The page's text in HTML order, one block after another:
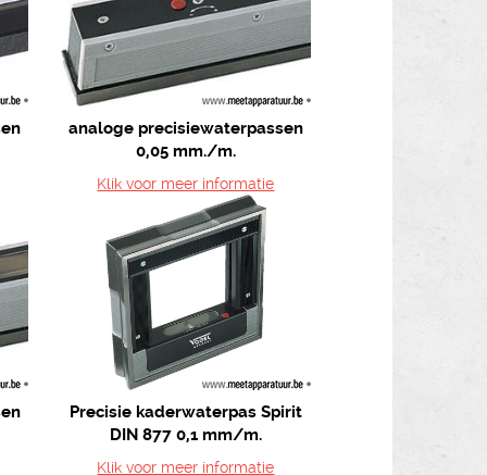
analoge precisiewaterpassen
0,05 mm./m.
Klik voor meer informatie
Precisie kaderwaterpas Spirit
DIN 877 0,1 mm/m.
Klik voor meer informatie